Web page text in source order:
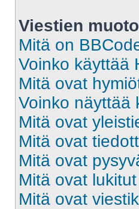
Viestien
Mitä on
Voinko käyttää
Mitä ovat
Voinko näyttää
Mitä ovat
Mitä ovat
Mitä ovat
Mitä ovat
Mitä ovat